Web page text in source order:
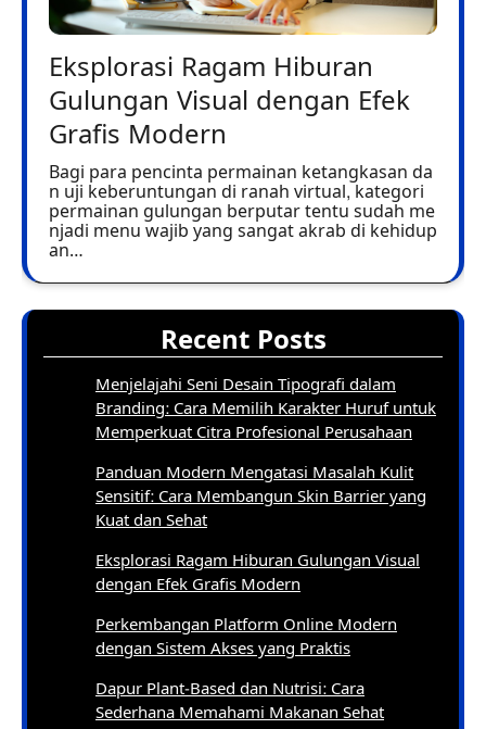
Eksplorasi Ragam Hiburan
Gulungan Visual dengan Efek
Grafis Modern
Bagi para pencinta permainan ketangkasan da
n uji keberuntungan di ranah virtual, kategori
permainan gulungan berputar tentu sudah me
njadi menu wajib yang sangat akrab di kehidup
an…
Recent Posts
Menjelajahi Seni Desain Tipografi dalam
Branding: Cara Memilih Karakter Huruf untuk
Memperkuat Citra Profesional Perusahaan
Panduan Modern Mengatasi Masalah Kulit
Sensitif: Cara Membangun Skin Barrier yang
Kuat dan Sehat
Eksplorasi Ragam Hiburan Gulungan Visual
dengan Efek Grafis Modern
Perkembangan Platform Online Modern
dengan Sistem Akses yang Praktis
Dapur Plant-Based dan Nutrisi: Cara
Sederhana Memahami Makanan Sehat